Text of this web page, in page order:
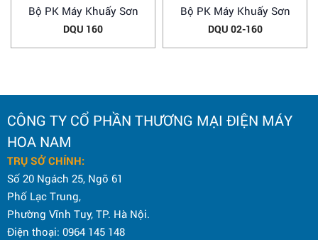
Bộ PK Máy Khuấy Sơn
DQU 160
Bộ PK Máy Khuấy Sơn
DQU 02-160
CÔNG TY CỔ PHẦN THƯƠNG MẠI ĐIỆN MÁY
HOA NAM
TRỤ SỞ CHÍNH:
Số 20 Ngách 25, Ngõ 61
Phố Lạc Trung,
Phường Vĩnh Tuy, TP. Hà Nội.
Điện thoại: 0964 145 148